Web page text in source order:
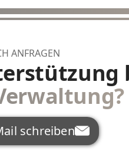
ANFRAGEN
schreiben